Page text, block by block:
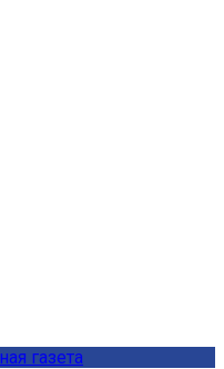
газета